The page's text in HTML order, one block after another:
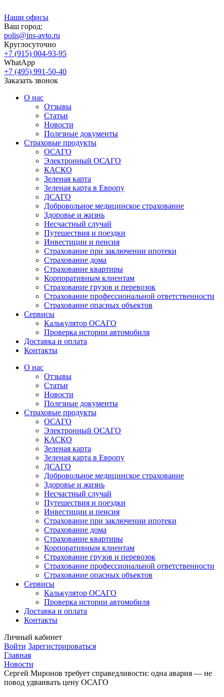
Наши офисы
Ваш город:
polis@ins-avto.ru
Круглосуточно
+7 (915) 004-93-95
WhatApp
+7 (495) 991-50-40
Заказать звонок
О нас
Отзывы
Статьи
Новости
Полезные документы
Страховые продукты
ОСАГО
Электронный ОСАГО
КАСКО
Зеленая карта
Зеленая карта в Европу
ДСАГО
Добровольное медицинское страхование
Здоровье и жизнь
Несчастный случай
Путешествия и поездки
Инвестиции и пенсия
Страхование при заключении ипотеки
Страхование дома
Страхование квартиры
Корпоративным клиентам
Страхование грузов и перевозок
Страхование профессиональной ответственности
Страхование опасных объектов
Сервисы
Калькулятор ОСАГО
Проверка истории автомобиля
Доставка и оплата
Контакты
О нас
Отзывы
Статьи
Новости
Полезные документы
Страховые продукты
ОСАГО
Электронный ОСАГО
КАСКО
Зеленая карта
Зеленая карта в Европу
ДСАГО
Добровольное медицинское страхование
Здоровье и жизнь
Несчастный случай
Путешествия и поездки
Инвестиции и пенсия
Страхование при заключении ипотеки
Страхование дома
Страхование квартиры
Корпоративным клиентам
Страхование грузов и перевозок
Страхование профессиональной ответственности
Страхование опасных объектов
Сервисы
Калькулятор ОСАГО
Проверка истории автомобиля
Доставка и оплата
Контакты
Личный кабинет
Войти Зарегистрироваться
Главная
Новости
Сергей Миронов требует справедливости: одна авария — не
повод удваивать цену ОСАГО